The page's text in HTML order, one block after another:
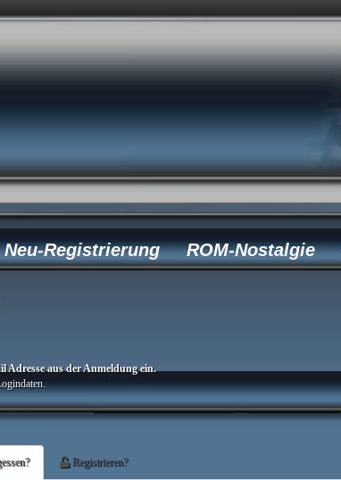
Neu-Registrierung ROM-Nostalgie
Adresse aus der Anmeldung ein.
Registrieren?